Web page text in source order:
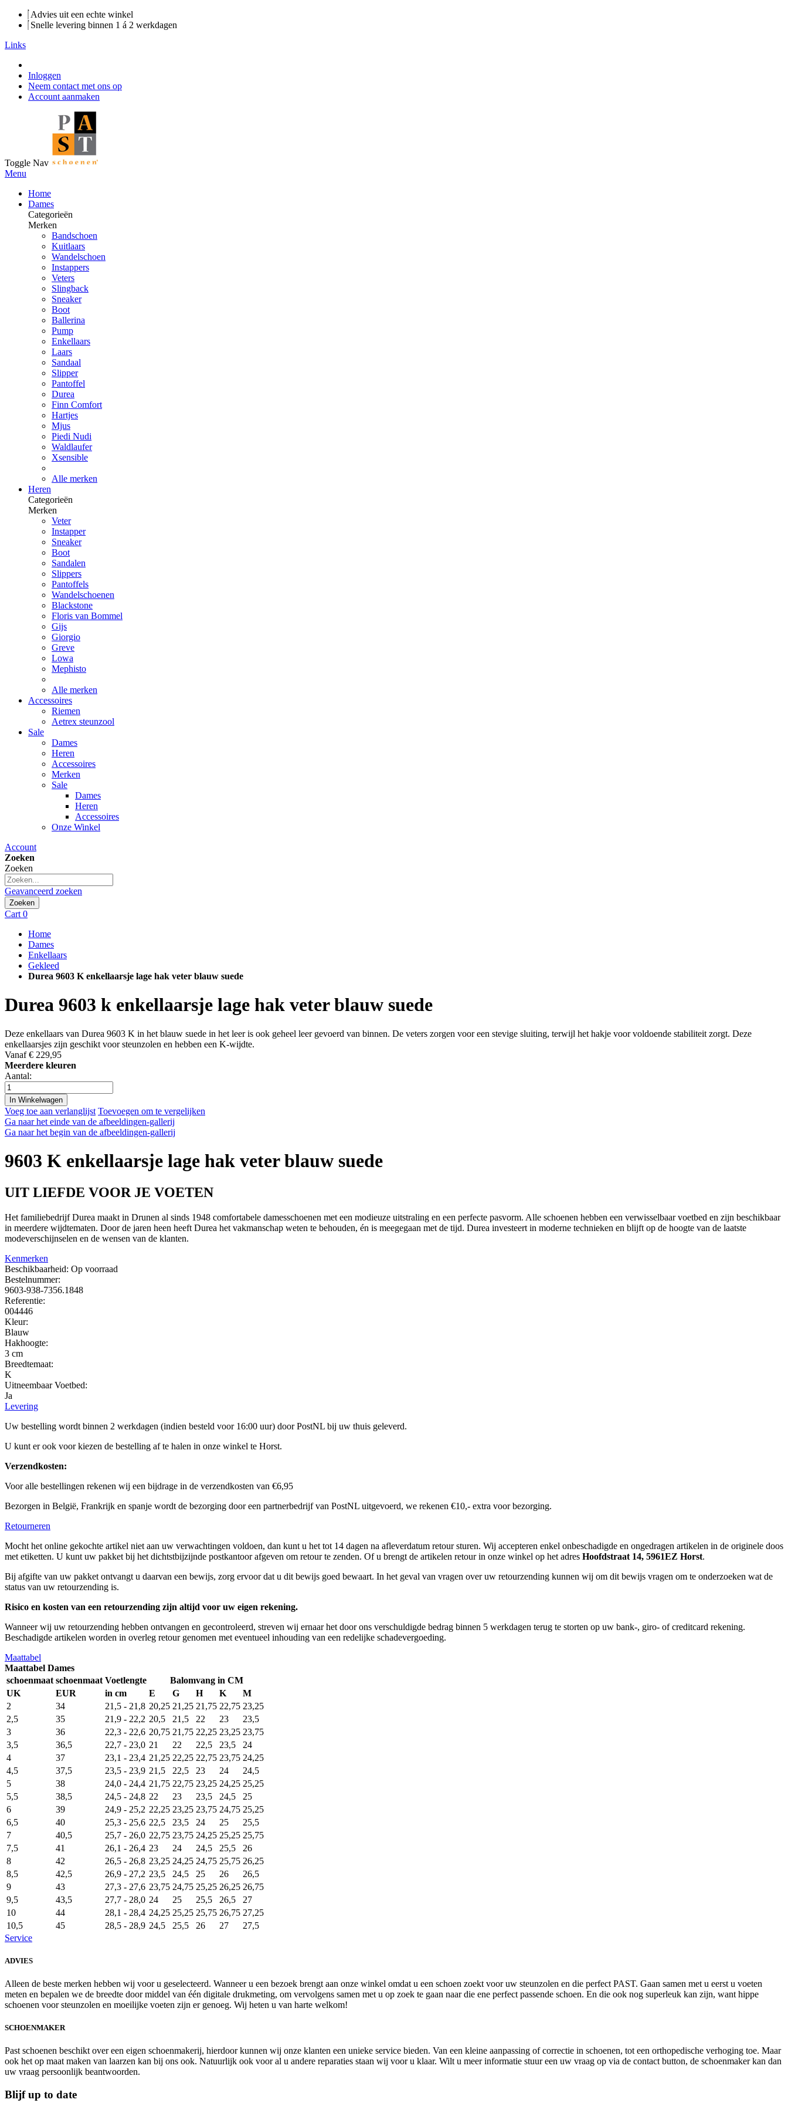
Advies uit een echte winkel
Snelle levering binnen 1 á 2 werkdagen
Links
Inloggen
Neem contact met ons op
Account aanmaken
Toggle Nav
Menu
Home
Dames
Categorieën
Merken
Bandschoen
Kuitlaars
Wandelschoen
Instappers
Veters
Slingback
Sneaker
Boot
Ballerina
Pump
Enkellaars
Laars
Sandaal
Slipper
Pantoffel
Durea
Finn Comfort
Hartjes
Mjus
Piedi Nudi
Waldlaufer
Xsensible
Alle merken
Heren
Categorieën
Merken
Veter
Instapper
Sneaker
Boot
Sandalen
Slippers
Pantoffels
Wandelschoenen
Blackstone
Floris van Bommel
Gijs
Giorgio
Greve
Lowa
Mephisto
Alle merken
Accessoires
Riemen
Aetrex steunzool
Sale
Dames
Heren
Accessoires
Merken
Sale
Dames
Heren
Accessoires
Onze Winkel
Account
Zoeken
Zoeken
Geavanceerd zoeken
Zoeken
Cart 0
Home
Dames
Enkellaars
Gekleed
Durea 9603 K enkellaarsje lage hak veter blauw suede
Durea 9603 k enkellaarsje lage hak veter blauw suede
Deze enkellaars van Durea 9603 K in het blauw suede in het leer is ook geheel leer gevoerd van binnen. De veters zorgen voor een stevige sluiting, terwijl het hakje voor voldoende stabiliteit zorgt. Deze
enkellaarsjes zijn geschikt voor steunzolen en hebben een K-wijdte.
Vanaf€ 229,95
Meerdere kleuren
Aantal:
In Winkelwagen
Voeg toe aan verlanglijst Toevoegen om te vergelijken
Ga naar het einde van de afbeeldingen-gallerij
Ga naar het begin van de afbeeldingen-gallerij
9603 K enkellaarsje lage hak veter blauw suede
UIT LIEFDE VOOR JE VOETEN
Het familiebedrijf Durea maakt in Drunen al sinds 1948 comfortabele damesschoenen met een modieuze uitstraling en een perfecte pasvorm. Alle schoenen hebben een verwisselbaar voetbed en zijn beschikbaar
in meerdere wijdtematen. Door de jaren heen heeft Durea het vakmanschap weten te behouden, én is meegegaan met de tijd. Durea investeert in moderne technieken en blijft op de hoogte van de laatste
modeverschijnselen en de wensen van de klanten.
Kenmerken
Beschikbaarheid: Op voorraad
Bestelnummer:
9603-938-7356.1848
Referentie:
004446
Kleur:
Blauw
Hakhoogte:
3 cm
Breedtemaat:
K
Uitneembaar Voetbed:
Ja
Levering
Uw bestelling wordt binnen 2 werkdagen (indien besteld voor 16:00 uur) door PostNL bij uw thuis geleverd.
U kunt er ook voor kiezen de bestelling af te halen in onze winkel te Horst.
Verzendkosten:
Voor alle bestellingen rekenen wij een bijdrage in de verzendkosten van €6,95
Bezorgen in België, Frankrijk en spanje wordt de bezorging door een partnerbedrijf van PostNL uitgevoerd, we rekenen €10,- extra voor bezorging.
Retourneren
Mocht het online gekochte artikel niet aan uw verwachtingen voldoen, dan kunt u het tot 14 dagen na afleverdatum retour sturen. Wij accepteren enkel onbeschadigde en ongedragen artikelen in de originele doos
met etiketten. U kunt uw pakket bij het dichtstbijzijnde postkantoor afgeven om retour te zenden. Of u brengt de artikelen retour in onze winkel op het adres Hoofdstraat 14, 5961EZ Horst.
Bij afgifte van uw pakket ontvangt u daarvan een bewijs, zorg ervoor dat u dit bewijs goed bewaart. In het geval van vragen over uw retourzending kunnen wij om dit bewijs vragen om te onderzoeken wat de
status van uw retourzending is.
Risico en kosten van een retourzending zijn altijd voor uw eigen rekening.
Wanneer wij uw retourzending hebben ontvangen en gecontroleerd, streven wij ernaar het door ons verschuldigde bedrag binnen 5 werkdagen terug te storten op uw bank-, giro- of creditcard rekening.
Beschadigde artikelen worden in overleg retour genomen met eventueel inhouding van een redelijke schadevergoeding.
Maattabel
Maattabel Dames
schoenmaat schoenmaat Voetlengte
Balomvang in CM
UK
EUR in cm E G H K
M
2
34 21,5 - 21,8 20,25 21,25 21,75 22,75 23,25
2,5
35 21,9 - 22,2 20,5 21,5 22 23
23,5
3
36 22,3 - 22,6 20,75 21,75 22,25 23,25 23,75
3,5
36,5 22,7 - 23,0 21 22 22,5 23,5
24
4
37 23,1 - 23,4 21,25 22,25 22,75 23,75 24,25
4,5
37,5 23,5 - 23,9 21,5 22,5 23 24
24,5
5
38 24,0 - 24,4 21,75 22,75 23,25 24,25 25,25
5,5
38,5 24,5 - 24,8 22 23 23,5 24,5
25
6
39 24,9 - 25,2 22,25 23,25 23,75 24,75 25,25
6,5
40 25,3 - 25,6 22,5 23,5 24 25
25,5
7
40,5 25,7 - 26,0 22,75 23,75 24,25 25,25 25,75
7,5
41 26,1 - 26,4 23 24 24,5 25,5
26
8
42 26,5 - 26,8 23,25 24,25 24,75 25,75 26,25
8,5
42,5 26,9 - 27,2 23,5 24,5 25 26
26,5
9
43 27,3 - 27,6 23,75 24,75 25,25 26,25 26,75
9,5
43,5 27,7 - 28,0 24 25 25,5 26,5
27
10
44 28,1 - 28,4 24,25 25,25 25,75 26,75 27,25
10,5
45 28,5 - 28,9 24,5 25,5 26 27
27,5
Service
ADVIES
Alleen de beste merken hebben wij voor u geselecteerd. Wanneer u een bezoek brengt aan onze winkel omdat u een schoen zoekt voor uw steunzolen en die perfect PAST. Gaan samen met u eerst u voeten
meten en bepalen we de breedte door middel van één digitale drukmeting, om vervolgens samen met u op zoek te gaan naar die ene perfect passende schoen. En die ook nog superleuk kan zijn, want hippe
schoenen voor steunzolen en moeilijke voeten zijn er genoeg. Wij heten u van harte welkom!
SCHOENMAKER
Past schoenen beschikt over een eigen schoenmakerij, hierdoor kunnen wij onze klanten een unieke service bieden. Van een kleine aanpassing of correctie in schoenen, tot een orthopedische verhoging toe. Maar
ook het op maat maken van laarzen kan bij ons ook. Natuurlijk ook voor al u andere reparaties staan wij voor u klaar. Wilt u meer informatie stuur een uw vraag op via de contact button, de schoenmaker kan dan
uw vraag persoonlijk beantwoorden.
Blijf up to date